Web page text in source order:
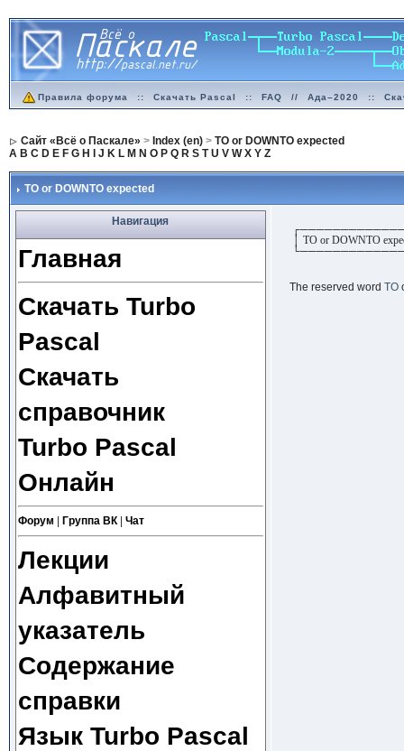
Правила форума :: Скачать Pascal :: FAQ // Ада–2020 ::
Сайт «Всё о Паскале» > Index (en)> TO or DOWNTO expected
A B C D E F G H J K L M N O P Q R S T U V W X Y Z
TO or DOWNTO expected
Навигация
Главная
Скачать Turbo
Pascal
Скачать
справочник
Turbo Pascal
Онлайн
Форум Группа ВК| Чат
Лекции
Алфавитный
указатель
Содержание
справки
Язык Turbo Pascal
│ TO or DOWNTO
The reserved word TO